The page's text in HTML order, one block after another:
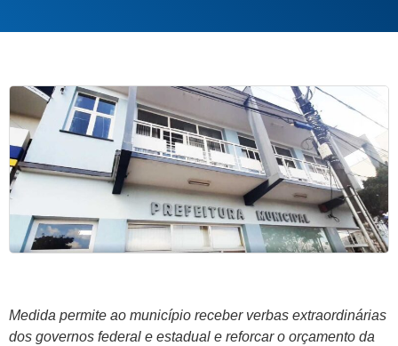
Medida permite ao município receber verbas extraordinárias
dos governos federal e estadual e reforcar o orçamento da